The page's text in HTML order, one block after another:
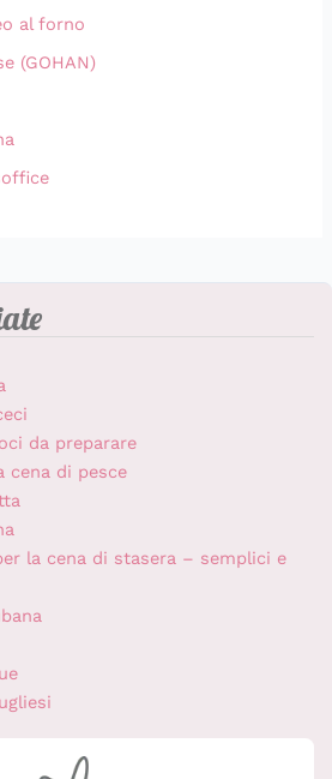
al forno
(GOHAN)
da preparare
cena di pesce
la cena di stasera – semplici e